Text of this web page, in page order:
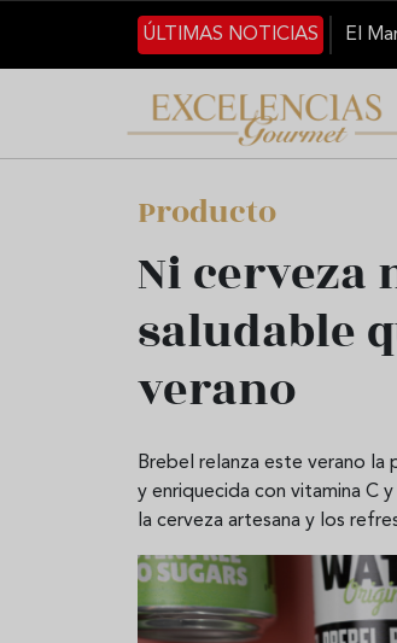
Pasar al contenido principal
ÚLTIMAS NOTICIAS
Producto
Ni cerveza
saludable
verano
Brebel relanza este verano la
y enriquecida con vitamina C
la cerveza artesana y los
Aceitunas: el aperitivo